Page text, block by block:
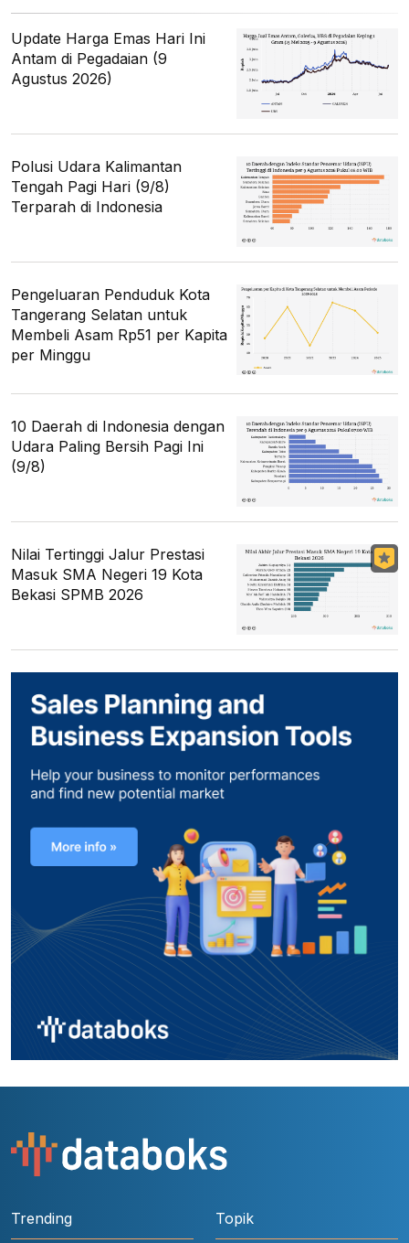
Update Harga Emas Hari Ini
Antam di Pegadaian (9
Agustus 2026)
Polusi Udara Kalimantan
Tengah Pagi Hari (9/8)
Terparah di Indonesia
Pengeluaran Penduduk Kota
Tangerang Selatan untuk
Membeli Asam Rp51 per Kapita
per Minggu
10 Daerah di Indonesia dengan
Udara Paling Bersih Pagi Ini
(9/8)
Nilai Tertinggi Jalur Prestasi
Masuk SMA Negeri 19 Kota
Bekasi SPMB 2026
Trending Topik